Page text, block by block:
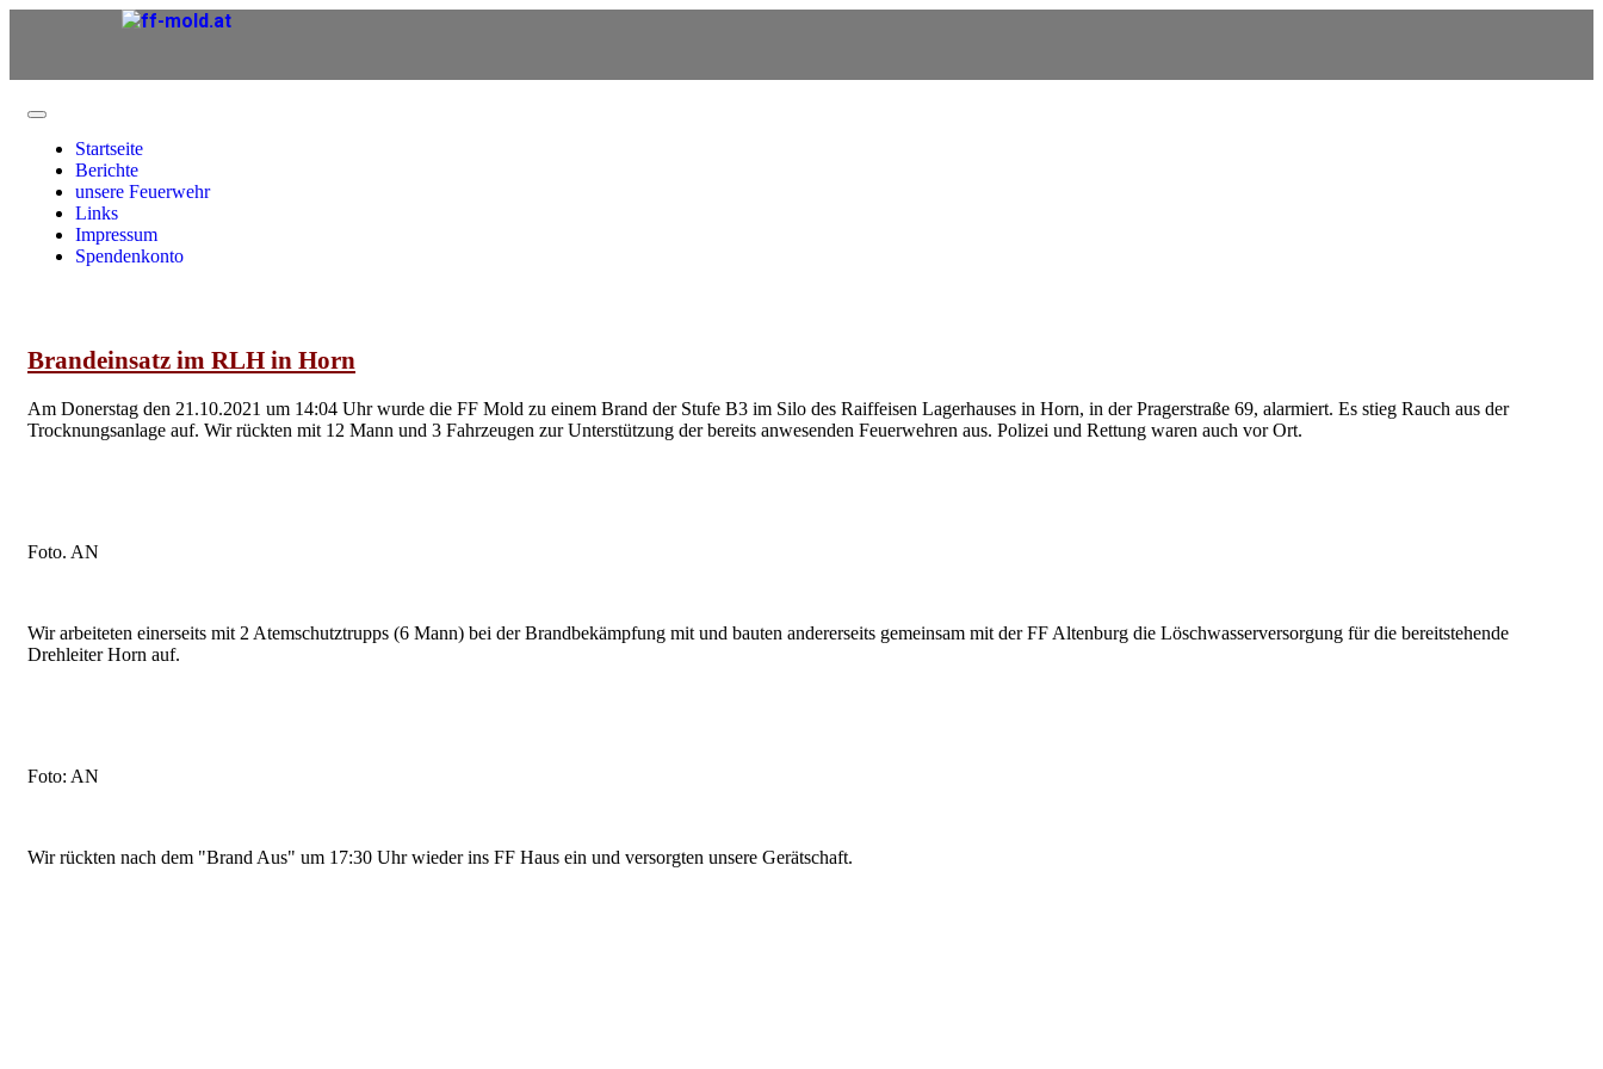
Startseite
Berichte
unsere Feuerwehr
Links
Impressum
Spendenkonto
Brandeinsatz im RLH in Horn
Am Donerstag den 21.10.2021 um 14:04 Uhr wurde die FF Mold zu einem Brand der Stufe B3 im Silo des Raiffeisen Lagerhauses in Horn, in der Pragerstraße 69, alarmiert. Es stieg Rauch aus der
Trocknungsanlage auf. Wir rückten mit 12 Mann und 3 Fahrzeugen zur Unterstützung der bereits anwesenden Feuerwehren aus. Polizei und Rettung waren auch vor Ort.
Foto. AN
Wir arbeiteten einerseits mit 2 Atemschutztrupps (6 Mann) bei der Brandbekämpfung mit und bauten andererseits gemeinsam mit der FF Altenburg die Löschwasserversorgung für die bereitstehende
Drehleiter Horn auf.
Foto: AN
Wir rückten nach dem "Brand Aus" um 17:30 Uhr wieder ins FF Haus ein und versorgten unsere Gerätschaft.